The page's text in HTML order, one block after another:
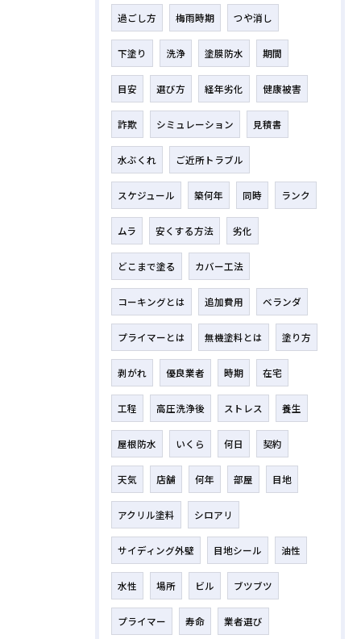
過ごし方 梅雨時期 つや消し
下塗り 洗浄 塗膜防水 期間
目安 選び方 経年劣化 健康被害
詐欺 シミュレーション 見積書
水ぶくれ ご近所トラブル
スケジュール 築何年 同時 ランク
ムラ 安くする方法 劣化
どこまで塗る カバー工法
コーキングとは 追加費用 ベランダ
プライマーとは 無機塗料とは 塗り方
剥がれ 優良業者 時期 在宅
工程 高圧洗浄後 ストレス 養生
屋根防水 いくら 何日 契約
天気 店舗 何年 部屋 目地
アクリル塗料 シロアリ
サイディング外壁 目地シール 油性
水性 場所 ビル ブツブツ
プライマー 寿命 業者選び